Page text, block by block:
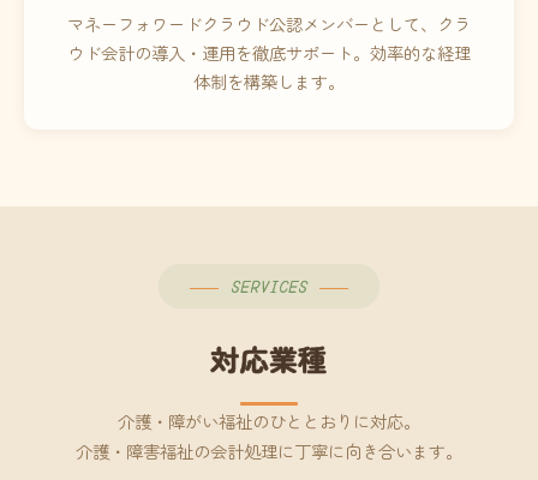
マネーフォワードクラウド公認メンバーとして、クラ
ウド会計の導入・運用を徹底サポート。効率的な経理
体制を構築します。
SERVICES
対応業種
介護・障がい福祉のひととおりに対応。
介護・障害福祉の会計処理に丁寧に向き合います。